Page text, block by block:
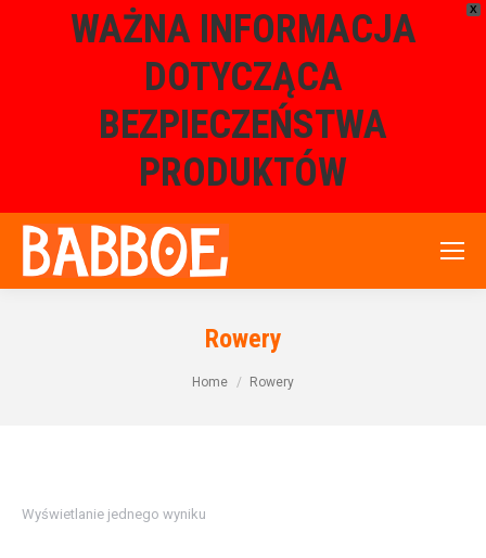
X
WAŻNA INFORMACJA
DOTYCZĄCA
BEZPIECZEŃSTWA
PRODUKTÓW
Rowery
Home Rowery
Wyświetlanie jednego wyniku